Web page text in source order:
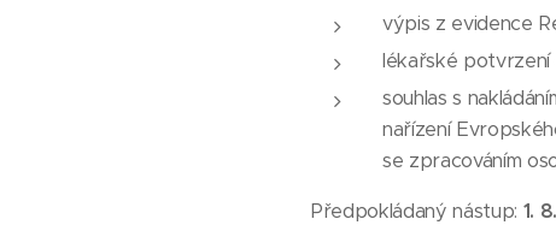
výpis z evidence
lékařské potvrzení
souhlas s
nařízení
se zpracováním
Předpokládaný nástup: 1.